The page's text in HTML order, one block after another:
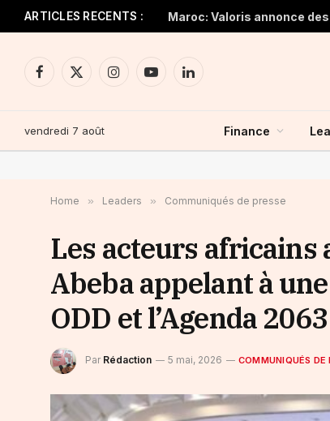
ARTICLES RECENTS : Maroc: Valoris annonce
Facebook
X
InstagramYouTubeLinkedIn
vendredi 7 août Finance
Home » Leaders » Communiqués de presse
Les acteurs africains
Abeba appelant à
ODD et l’Agenda 2063
Par Rédaction 5 mai, 2026 COMMUNIQUÉS DE